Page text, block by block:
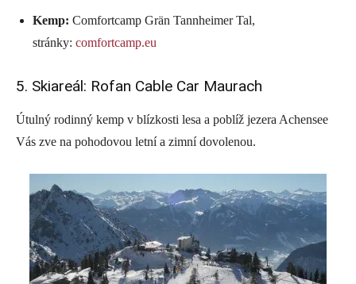
Kemp: Comfortcamp Grän Tannheimer Tal,
stránky: comfortcamp.eu
5. Skiareál: Rofan Cable Car Maurach
Útulný rodinný kemp v blízkosti lesa a poblíž jezera Achensee
Vás zve na pohodovou letní a zimní dovolenou.